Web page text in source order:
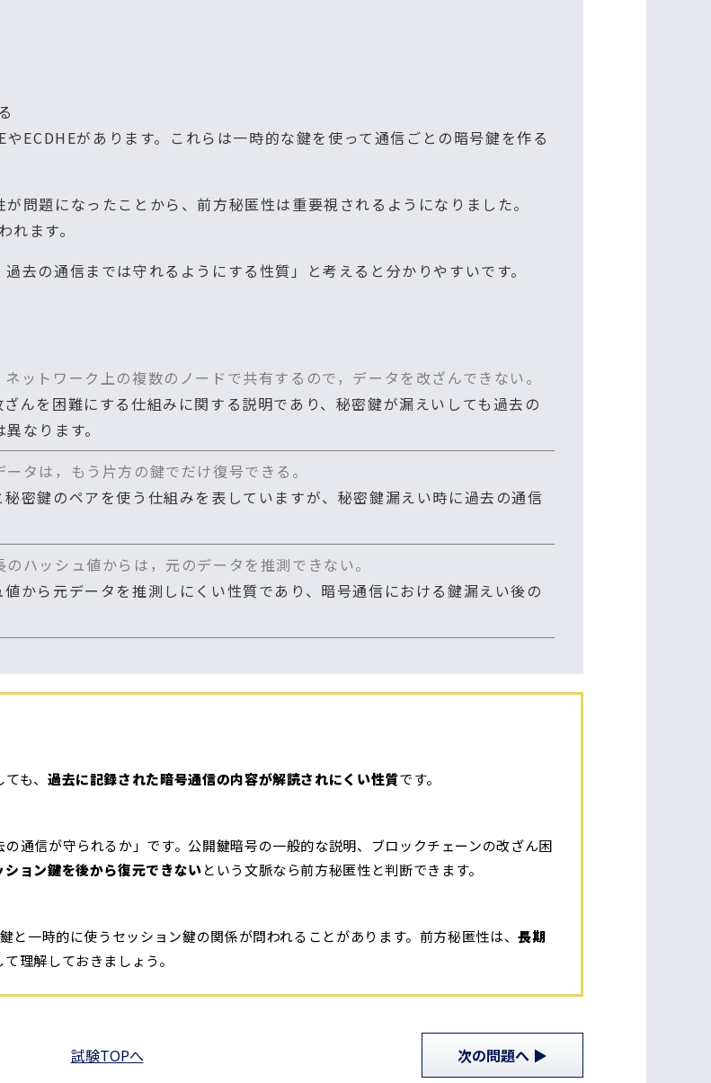
ECDHEがあります。これらは一時的な鍵を使って通信ごとの暗号鍵を作る
問題になったことから、前方秘匿性は重要視されるようになりました。
ます。
去の通信までは守れるようにする性質」と考えると分かりやすいです。
ットワーク上の複数のノードで共有するので，データを改ざんできない。
んを困難にする仕組みに関する説明であり、秘密鍵が漏えいしても過去の
なります。
タは，もう片方の鍵でだけ復号できる。
密鍵のペアを使う仕組みを表していますが、秘密鍵漏えい時に過去の通信
ハッシュ値からは，元のデータを推測できない。
から元データを推測しにくい性質であり、暗号通信における鍵漏えい後の
も、 過去に記録された暗号通信の内容が解読されにくい性質です。
通信が守られるか」です。公開鍵暗号の一般的な説明、ブロックチェーンの改ざん困
ション鍵を後から復元できないという文脈なら前方秘匿性と判断できます。
と一時的に使うセッション鍵の関係が問われることがあります。前方秘匿性は、長期
て理解しておきましょう。
試験TOPへ 次の問題へ